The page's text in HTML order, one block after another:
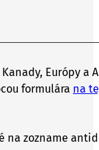
Európy a
formulára na
na zozname